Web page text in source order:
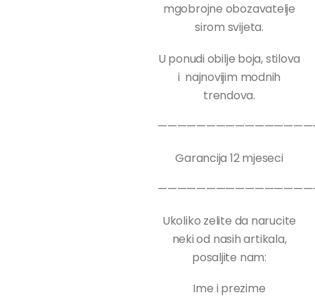
mgobrojne obozavatelje
sirom svijeta.
U ponudi obilje boja, stilova
i najnovijim modnih
trendova.
Garancija 12 mjeseci
Ukoliko zelite da narucite
neki od nasih artikala,
posaljite nam:
Ime i prezime